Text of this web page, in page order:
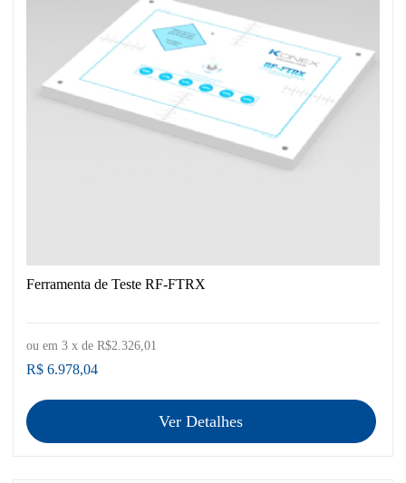
Ferramenta de Teste RF-FTRX
R$ 6.978,04
ou em 3 x de R$2.326,01
Ver Detalhes